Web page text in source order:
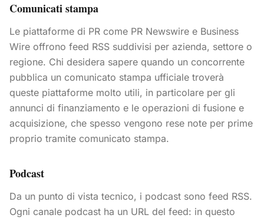
Comunicati stampa
Le piattaforme di PR come PR Newswire e Business
Wire offrono feed RSS suddivisi per azienda, settore o
regione. Chi desidera sapere quando un concorrente
pubblica un comunicato stampa ufficiale troverà
queste piattaforme molto utili, in particolare per gli
annunci di finanziamento e le operazioni di fusione e
acquisizione, che spesso vengono rese note per prime
proprio tramite comunicato stampa.
Podcast
Da un punto di vista tecnico, i podcast sono feed RSS.
Ogni canale podcast ha un URL del feed: in questo